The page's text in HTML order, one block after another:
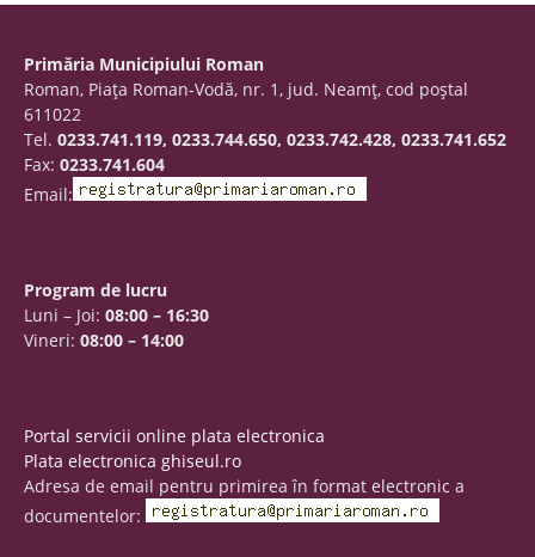
Primăria Municipiului Roman
Roman, Piaţa Roman-Vodă, nr. 1, jud. Neamţ, cod poştal
611022
Tel. 0233.741.119, 0233.744.650, 0233.742.428, 0233.741.652
Fax: 0233.741.604
Email:
Program de lucru
Luni – Joi: 08:00 – 16:30
Vineri: 08:00 – 14:00
Portal servicii online plata electronica
Plata electronica ghiseul.ro
Adresa de email pentru primirea în format electronic a
documentelor: